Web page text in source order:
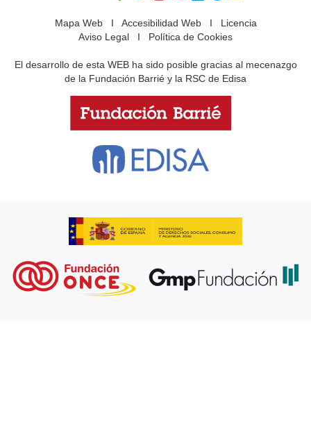
Mapa WebI Accesibilidad WebI Licencia
Aviso Legal I Política de Cookies
El desarrollo de esta WEB ha sido posible gracias al mecenazgo
de la Fundación Barrié y la RSC de Edisa